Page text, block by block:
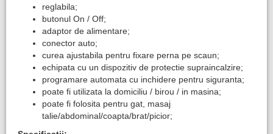
reglabila;
butonul On / Off;
adaptor de alimentare;
conector auto;
curea ajustabila pentru fixare perna pe scaun;
echipata cu un dispozitiv de protectie supraincalzire;
programare automata cu inchidere pentru siguranta;
poate fi utilizata la domiciliu / birou / in masina;
poate fi folosita pentru gat, masaj
talie/abdominal/coapta/brat/picior;